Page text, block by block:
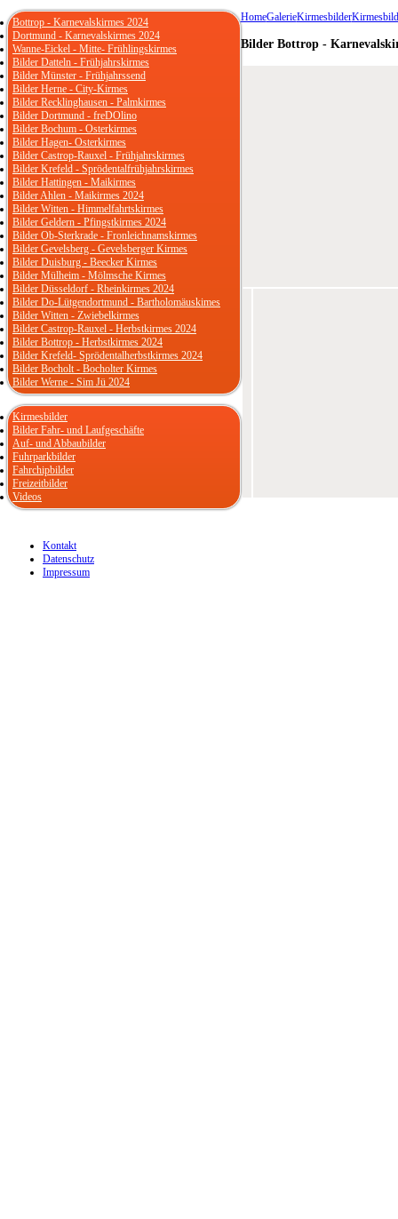
HomeGalerieKirmesbilder
Bilder Bottrop -
Bottrop - Karnevalskirmes 2024
Dortmund - Karnevalskirmes 2024
Wanne-Eickel - Mitte- Frühlingskirmes
Bilder Datteln - Frühjahrskirmes
Bilder Münster - Frühjahrssend
Bilder Herne - City-Kirmes
Bilder Recklinghausen - Palmkirmes
Bilder Dortmund - freDOlino
Bilder Bochum - Osterkirmes
Bilder Hagen- Osterkirmes
Bilder Castrop-Rauxel - Frühjahrskirmes
Bilder Krefeld - Sprödentalfrühjahrskirmes
Bilder Hattingen - Maikirmes
Bilder Ahlen - Maikirmes 2024
Bilder Witten - Himmelfahrtskirmes
Bilder Geldern - Pfingstkirmes 2024
Bilder Ob-Sterkrade - Fronleichnamskirmes
Bilder Gevelsberg - Gevelsberger Kirmes
Bilder Duisburg - Beecker Kirmes
Bilder Mülheim - Mölmsche Kirmes
Bilder Düsseldorf - Rheinkirmes 2024
Bilder Do-Lütgendortmund - Bartholomäuskimes
Bilder Witten - Zwiebelkirmes
Bilder Castrop-Rauxel - Herbstkirmes 2024
Bilder Bottrop - Herbstkirmes 2024
Bilder Krefeld- Sprödentalherbstkirmes 2024
Bilder Bocholt - Bocholter Kirmes
Bilder Werne - Sim Jü 2024
Kirmesbilder
Bilder Fahr- und Laufgeschäfte
Auf- und Abbaubilder
Fuhrparkbilder
Fahrchipbilder
Freizeitbilder
Videos
Kontakt
Datenschutz
Impressum